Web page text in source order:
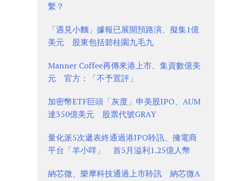
繫？
「遇見小麵」據報已展開預路演、擬集1億
美元 股東包括碧桂園九毛九
Manner Coffee再傳來港上市、集資數億美
元 官方：「不予置評」
加密幣ETF巨頭「灰度」申美股IPO、AUM
達350億美元 股票代號GRAY
量化派5次遞表終通過港IPO聆訊、擁電商
平台「羊小咩」 首5月溢利1.25億人幣
納芯微、樂摩科技通過上市聆訊 納芯微A